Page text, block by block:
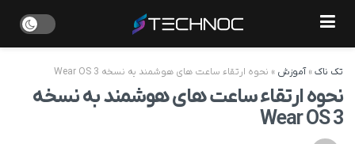
تک ناک»آموزش »نحوه ارتقاء ساعت های هوشمند به نسخه Wear OS 3
نحوه ارتقاء ساعت های هوشمند به نسخه
Wear OS 3